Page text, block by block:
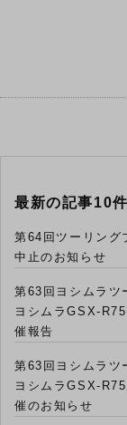
最新の記事10件
第64回ツーリング
中止のお知らせ
第63回ヨシムラ
ヨシムラGSX-
催報告
第63回ヨシムラ
ヨシムラGSX-
催のお知らせ